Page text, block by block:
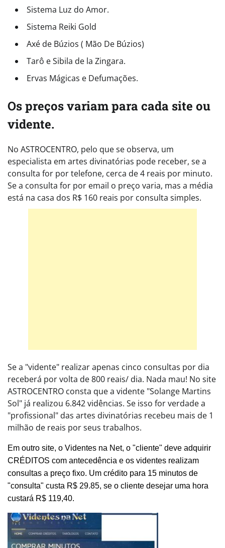
Sistema Luz do Amor.
Sistema Reiki Gold
Axé de Búzios ( Mão De Búzios)
Tarô e Sibila de la Zingara.
Ervas Mágicas e Defumações.
Os preços variam para cada site ou
vidente.
No ASTROCENTRO, pelo que se observa, um
especialista em artes divinatórias pode receber, se a
consulta for por telefone, cerca de 4 reais por minuto.
Se a consulta for por email o preço varia, mas a média
está na casa dos R$ 160 reais por consulta simples.
Se a "vidente" realizar apenas cinco consultas por dia
receberá por volta de 800 reais/ dia. Nada mau! No site
ASTROCENTRO consta que a vidente "Solange Martins
Sol" já realizou 6.842 vidências. Se isso for verdade a
"profissional" das artes divinatórias recebeu mais de 1
milhão de reais por seus trabalhos.
Em outro site, o Videntes na Net, o "cliente" deve adquirir
CRÉDITOS com antecedência e os videntes realizam
consultas a preço fixo. Um crédito para 15 minutos de
"consulta" custa R$ 29.85, se o cliente desejar uma hora
custará R$ 119,40.